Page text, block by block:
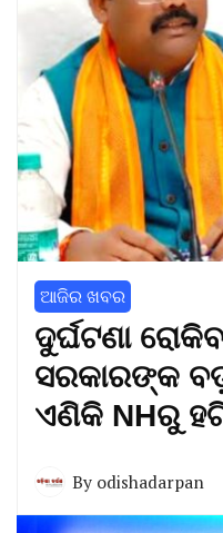
ଆଜିର ଖବର
ଦୁର୍ଘଟଣା
ସରକାରଙ୍କ
ଏଣିକି NHରୁ
By odishadarpan